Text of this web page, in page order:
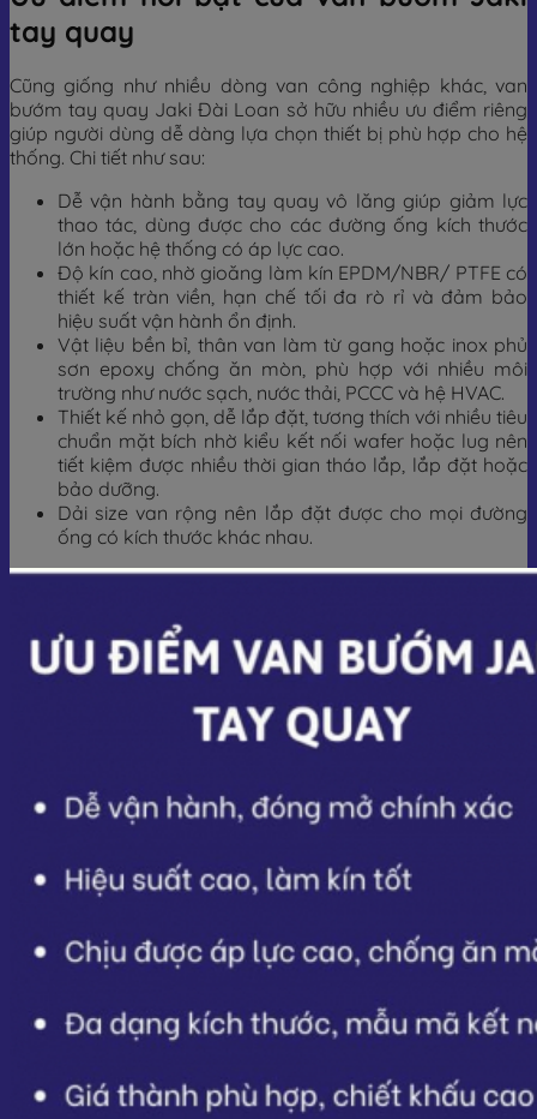
tay quay
Cũng giống như nhiều dòng van công nghiệp khác, van
bướm tay quay Jaki Đài Loan sở hữu nhiều ưu điểm riêng
giúp người dùng dễ dàng lựa chọn thiết bị phù hợp cho hệ
thống. Chi tiết như sau:
Dễ vận hành bằng tay quay vô lăng giúp giảm lực
thao tác, dùng được cho các đường ống kích thước
lớn hoặc hệ thống có áp lực cao.
Độ kín cao, nhờ gioăng làm kín EPDM/NBR/ PTFE có
thiết kế tràn viền, hạn chế tối đa rò rỉ và đảm bảo
hiệu suất vận hành ổn định.
Vật liệu bền bỉ, thân van làm từ gang hoặc inox phủ
sơn epoxy chống ăn mòn, phù hợp với nhiều môi
trường như nước sạch, nước thải, PCCC và hệ HVAC.
Thiết kế nhỏ gọn, dễ lắp đặt, tương thích với nhiều tiêu
chuẩn mặt bích nhờ kiểu kết nối wafer hoặc lug nên
tiết kiệm được nhiều thời gian tháo lắp, lắp đặt hoặc
bảo dưỡng.
Dải size van rộng nên lắp đặt được cho mọi đường
ống có kích thước khác nhau.